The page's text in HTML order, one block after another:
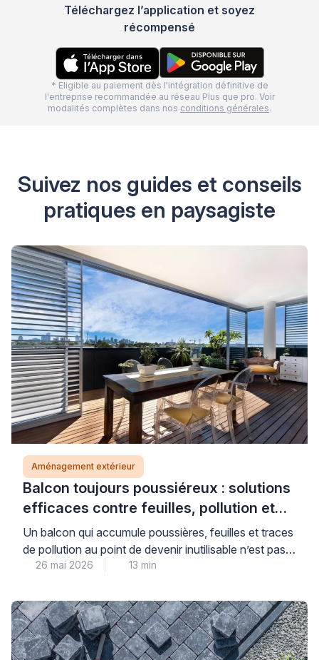
Téléchargez l’application et soyez
récompensé
* Eligible au paiement dès l'intégration définitive de
l'entreprise recommandée au réseau Plus que pro. Voir
modalités complètes dans nos conditions générales.
Suivez nos guides et conseils
pratiques en paysagiste
Aménagement extérieur
Balcon toujours poussiéreux : solutions
efficaces contre feuilles, pollution et
saletés (sans fermer entièrement)
Un balcon qui accumule poussières, feuilles et traces
de pollution au point de devenir inutilisable n’est pas
une fatalité : des solutions concrètes existent pour
nécessairement recourir à une fermeture totale qui
transformerait votre balcon en véranda. La clé réside
dans l’identification précise de la source
d’encrassement et le […]
26 mai 2026 13 min